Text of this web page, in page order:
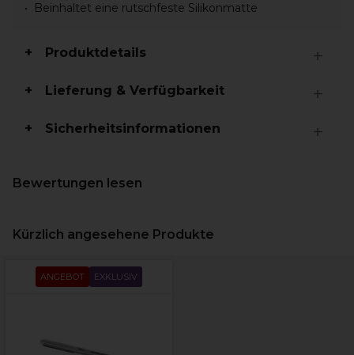
Beinhaltet eine rutschfeste Silikonmatte
Produktdetails
Lieferung & Verfügbarkeit
Sicherheitsinformationen
Bewertungen lesen
Kürzlich angesehene Produkte
ANGEBOT EXKLUSIV